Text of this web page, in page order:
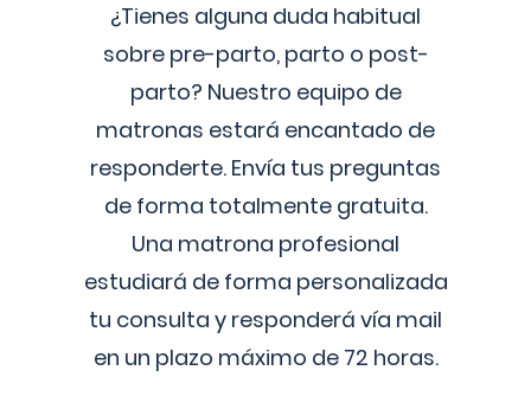
¿Tienes alguna duda habitual
sobre pre-parto, parto o post-
parto? Nuestro equipo de
matronas estará encantado de
responderte. Envía tus preguntas
de forma totalmente gratuita.
Una matrona profesional
estudiará de forma personalizada
tu consulta y responderá vía mail
en un plazo máximo de 72 horas.